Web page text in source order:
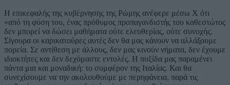
Η επικεφαλής της κυβέρνησης της Ρώμης ανέφερε μέσω Χ ότι
«από τη φύση του, ένας πρόθυμος προπαγανδιστής του καθεστώτος
δεν μπορεί να δώσει μαθήματα ούτε ελευθερίας, ούτε συνοχής.
Σίγουρα οι καρικατούρες αυτές δεν θα μας κάνουν να αλλάξουμε
πορεία. Σε αντίθεση με άλλους, δεν μας κινούν νήματα, δεν έχουμε
ιδιοκτήτες και δεν δεχόμαστε εντολές. Η πυξίδα μας παραμένει
πάντα μια και μοναδική: το συμφέρον της Ιταλίας. Και θα
συνεχίσουμε να την ακολουθούμε με περηφάνεια, παρά τις